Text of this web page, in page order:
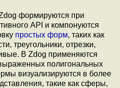
формируются при
API и компонуются
простых форм, таких как
треугольники, отрезки,
В Zdog применяются
полигональных
визуализируются в более
такие как сферы,